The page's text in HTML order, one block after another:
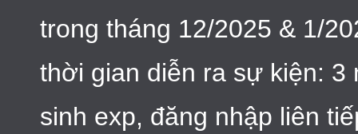
trong tháng 12/2025 & 1/
thời gian diễn ra sự kiện: 3
sinh exp, đăng nhập liên